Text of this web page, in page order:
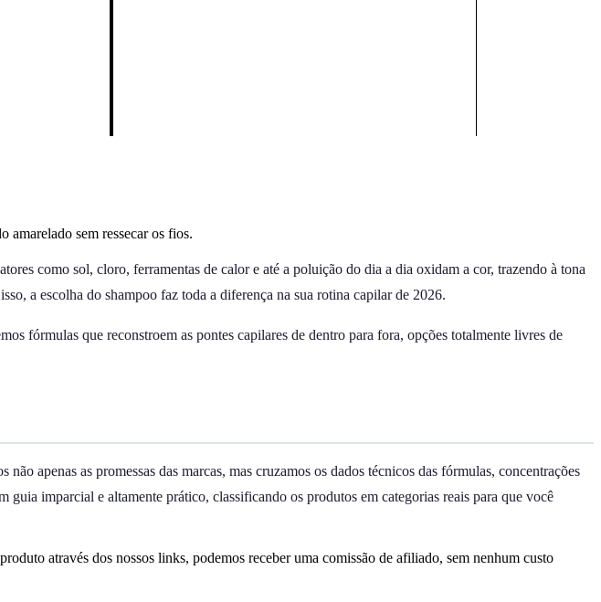
amarelado sem ressecar os fios.
como sol, cloro, ferramentas de calor e até a poluição do dia a dia oxidam a cor, trazendo à tona
a escolha do shampoo faz toda a diferença na sua rotina capilar de 2026.
fórmulas que reconstroem as pontes capilares de dentro para fora, opções totalmente livres de
apenas as promessas das marcas, mas cruzamos os dados técnicos das fórmulas, concentrações
imparcial e altamente prático, classificando os produtos em categorias reais para que você
através dos nossos links, podemos receber uma comissão de afiliado, sem nenhum custo